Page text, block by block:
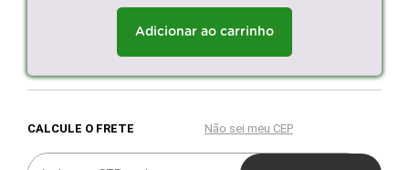
Adicionar ao carrinho